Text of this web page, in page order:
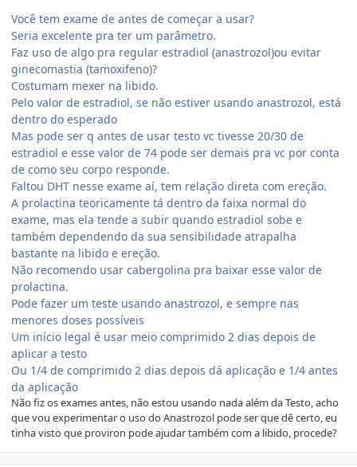
Você tem exame de antes de começar a usar?
Seria excelente pra ter um parâmetro.
Faz uso de algo pra regular estradiol (anastrozol)ou evitar
ginecomastia (tamoxifeno)?
Costumam mexer na libido.
Pelo valor de estradiol, se não estiver usando anastrozol, está
dentro do esperado
Mas pode ser q antes de usar testo vc tivesse 20/30 de
estradiol e esse valor de 74 pode ser demais pra vc por conta
de como seu corpo responde.
Faltou DHT nesse exame aí, tem relação direta com ereção.
A prolactina teoricamente tá dentro da faixa normal do
exame, mas ela tende a subir quando estradiol sobe e
também dependendo da sua sensibilidade atrapalha
bastante na libido e ereção.
Não recomendo usar cabergolina pra baixar esse valor de
prolactina.
Pode fazer um teste usando anastrozol, e sempre nas
menores doses possíveis
Um início legal é usar meio comprimido 2 dias depois de
aplicar a testo
Ou 1/4 de comprimido 2 dias depois dá aplicação e 1/4 antes
da aplicação
Não fiz os exames antes, não estou usando nada além da Testo, acho
que vou experimentar o uso do Anastrozol pode ser que dê certo, eu
tinha visto que proviron pode ajudar também com a libido, procede?